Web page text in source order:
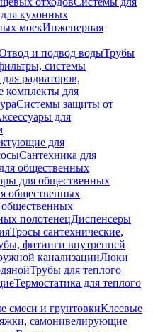
кухонных
моекИнженерная
и подвод водыТрубы
системы
радиаторов,
для
Системы защиты от
для
для
Сантехника для
общественных
для общественных
общественных
полотенецДиспенсеры
Тросы сантехнические,
фитинги внутренней
канализацииЛюки
Трубы для теплого
Термостатика для теплого
смеси и грунтовкиКлеевые
самонивелирующие